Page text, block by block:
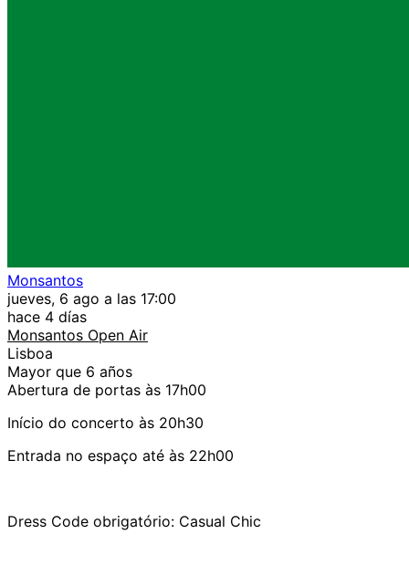
Monsantos
jueves, 6 ago a las 17:00
hace 4 días
Monsantos Open Air
Lisboa
Mayor que 6 años
Abertura de portas às 17h00
Início do concerto às 20h30
Entrada no espaço até às 22h00
Dress Code obrigatório: Casual Chic